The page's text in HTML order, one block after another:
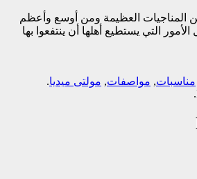
من المناجيات العظيمة ومن أوسع وأعظم
التي يستطيع أهلها أن ينتفعوا بها
مناسبات, مواصفات, مولتی میدیا.
.